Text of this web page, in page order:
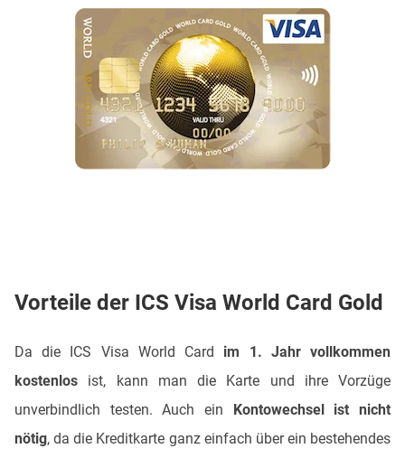
Vorteile der ICS Visa World Card Gold
Da die ICS Visa World Card
im 1. Jahr vollkommen
kostenlos ist, kann man die Karte und ihre Vorzüge
unverbindlich testen. Auch ein
Kontowechsel ist nicht
nötig, da die Kreditkarte ganz einfach über ein bestehendes